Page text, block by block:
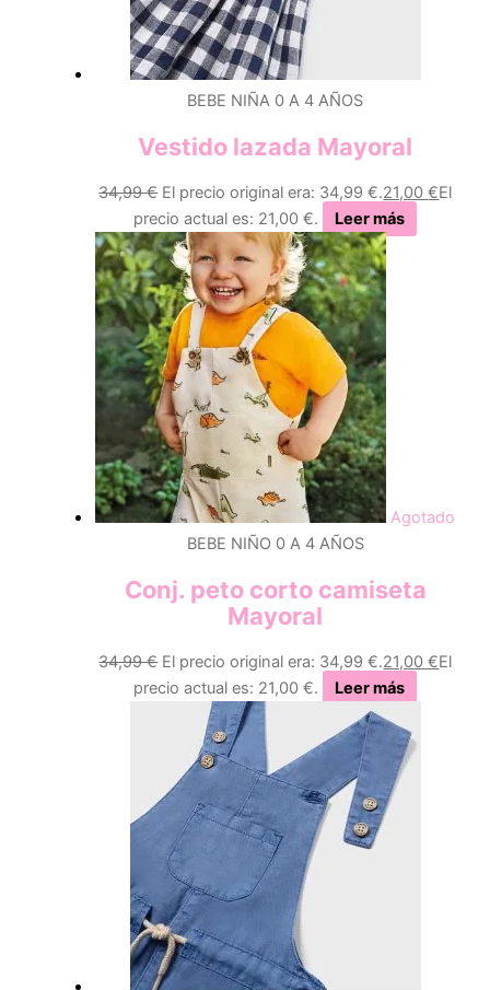
BEBE NIÑA 0 A 4 AÑOS
Vestido lazada Mayoral
34,99€ El precio original era: 34,99 €.21,00€El
precio actual es: 21,00 €.
Leer más
Agotado
BEBE NIÑO 0 A 4 AÑOS
Conj. peto corto camiseta
Mayoral
34,99€ El precio original era: 34,99 €.21,00€El
precio actual es: 21,00 €.
Leer más